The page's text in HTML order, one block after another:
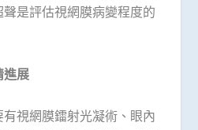
是評估視網膜病變程度的
進展
視網膜鐳射光凝術、眼內